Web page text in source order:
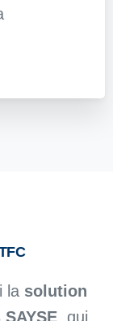
la solution
, qui